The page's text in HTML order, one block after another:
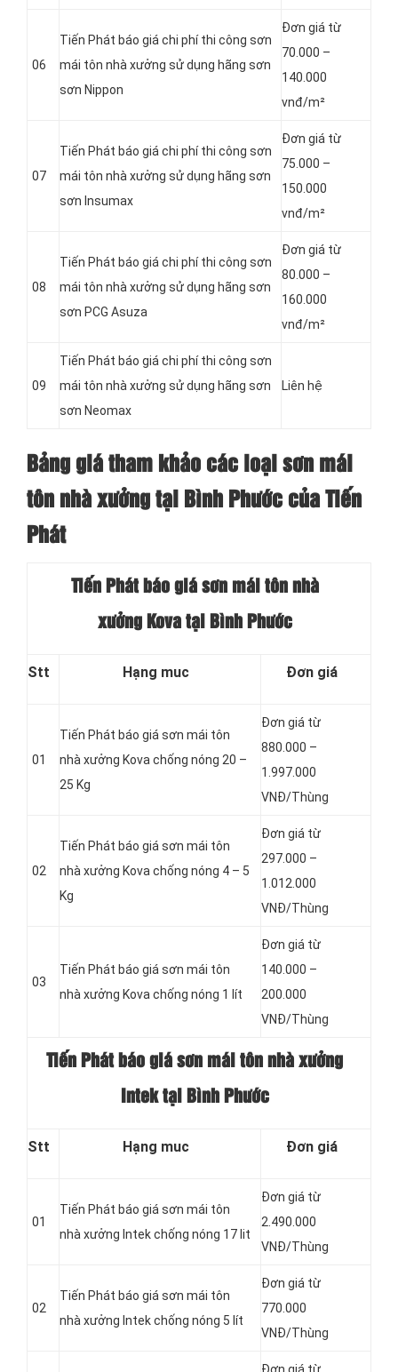
06
Tiến Phát báo giá chi phí thi công sơn
mái tôn nhà xưởng sử dụng hãng sơn
sơn Nippon
Đơn giá từ
70.000 –
140.000
vnđ/m²
07
Tiến Phát báo giá chi phí thi công sơn
mái tôn nhà xưởng sử dụng hãng sơn
sơn Insumax
Đơn giá từ
75.000 –
150.000
vnđ/m²
08
Tiến Phát báo giá chi phí thi công sơn
mái tôn nhà xưởng sử dụng hãng sơn
sơn PCG Asuza
Đơn giá từ
80.000 –
160.000
vnđ/m²
09
Tiến Phát báo giá chi phí thi công sơn
mái tôn nhà xưởng sử dụng hãng sơn
sơn Neomax
Liên hệ
Bảng giá tham khảo các loại sơn mái
tôn nhà xưởng tại Bình Phước của Tiến
Phát
Tiến Phát báo giá sơn mái tôn nhà
xưởng Kova tại Bình Phước
Stt Hạng muc Đơn giá
01
Tiến Phát báo giá sơn mái tôn
nhà xưởng Kova chống nóng 20 –
25 Kg
Đơn giá từ
880.000 –
1.997.000
VNĐ/Thùng
02
Tiến Phát báo giá sơn mái tôn
nhà xưởng Kova chống nóng 4 – 5
Kg
Đơn giá từ
297.000 –
1.012.000
VNĐ/Thùng
03
Tiến Phát báo giá sơn mái tôn
nhà xưởng Kova chống nóng 1 lít
Đơn giá từ
140.000 –
200.000
VNĐ/Thùng
Tiến Phát báo giá sơn mái tôn nhà xưởng
Intek tại Bình Phước
Stt Hạng muc Đơn giá
01
Tiến Phát báo giá sơn mái tôn
nhà xưởng Intek chống nóng 17 lit
Đơn giá từ
2.490.000
VNĐ/Thùng
02
Tiến Phát báo giá sơn mái tôn
nhà xưởng Intek chống nóng 5 lít
Đơn giá từ
770.000
VNĐ/Thùng